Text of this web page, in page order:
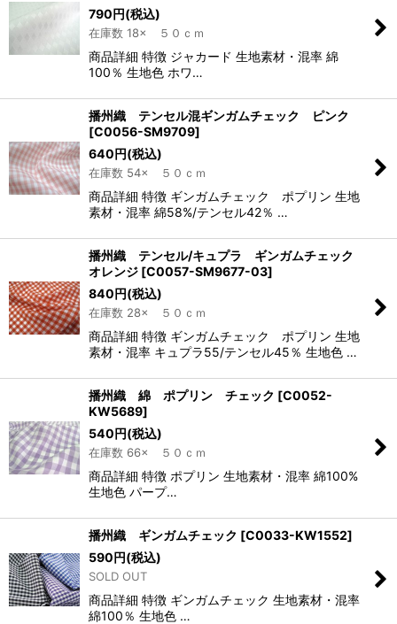
790円(税込)
在庫数 18× ５０ｃｍ
商品詳細 特徴 ジャカード 生地素材・混率 綿
100％ 生地色 ホワ…
播州織 テンセル混ギンガムチェック ピンク
[C0056-SM9709]
640円(税込)
在庫数 54× ５０ｃｍ
商品詳細 特徴 ギンガムチェック ポプリン 生地
素材・混率 綿58%/テンセル42％ …
播州織 テンセル/キュプラ ギンガムチェック
オレンジ [C0057-SM9677-03]
840円(税込)
在庫数 28× ５０ｃｍ
商品詳細 特徴 ギンガムチェック ポプリン 生地
素材・混率 キュプラ55/テンセル45％ 生地色 …
播州織 綿 ポプリン チェック [C0052-
KW5689]
540円(税込)
在庫数 66× ５０ｃｍ
商品詳細 特徴 ポプリン 生地素材・混率 綿100%
生地色 パープ…
播州織 ギンガムチェック [C0033-KW1552]
590円(税込)
SOLD OUT
商品詳細 特徴 ギンガムチェック 生地素材・混率
綿100％ 生地色 …